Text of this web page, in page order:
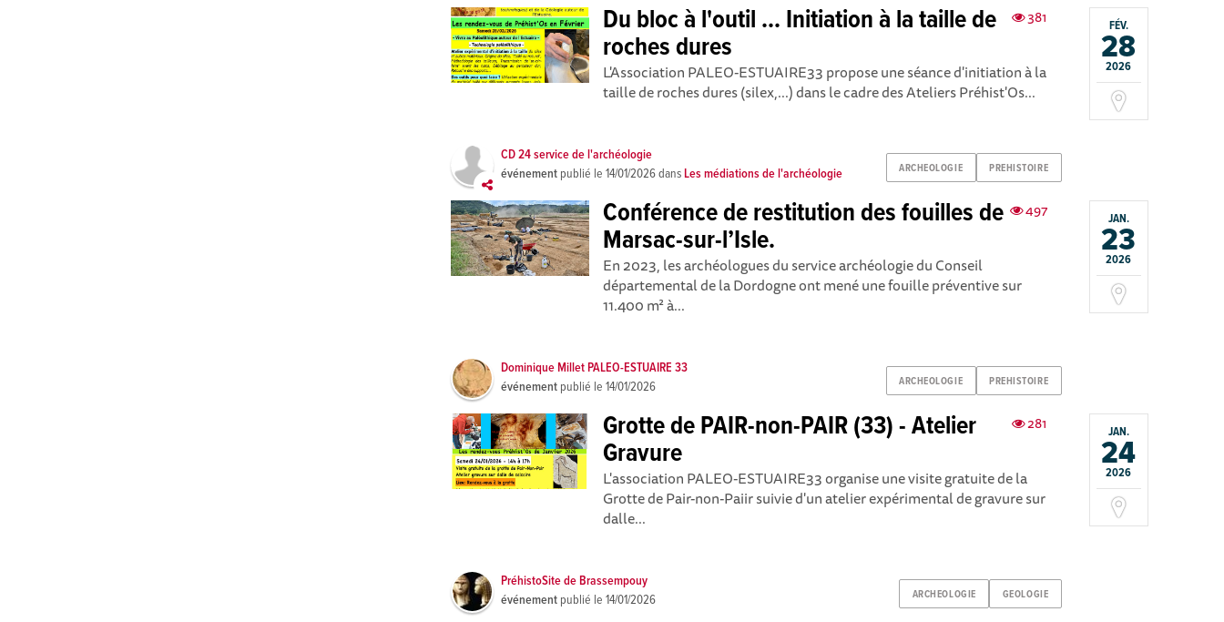
FÉV.
28
2026
381
Du bloc à l'outil ... Initiation à la taille de
roches dures
L'Association PALEO-ESTUAIRE33 propose une séance d'initiation à la
taille de roches dures (silex,...) dans le cadre des Ateliers Préhist'Os...
ARCHEOLOGIE PREHISTOIRE
CD 24 service de l'archéologie
événement publié le14/01/2026dansLes médiations de l'archéologie
JAN.
23
2026
497
Conférence de restitution des fouilles de
Marsac-sur-l’Isle.
En 2023, les archéologues du service archéologie du Conseil
départemental de la Dordogne ont mené une fouille préventive sur
11.400 m² à...
ARCHEOLOGIE PREHISTOIRE
Dominique Millet PALEO-ESTUAIRE 33
événement publié le14/01/2026
JAN.
24
2026
281
Grotte de PAIR-non-PAIR (33) - Atelier
Gravure
L'association PALEO-ESTUAIRE33 organise une visite gratuite de la
Grotte de Pair-non-Paiir suivie d'un atelier expérimental de gravure sur
dalle...
ARCHEOLOGIE GEOLOGIE
PréhistoSite de Brassempouy
événement publié le14/01/2026